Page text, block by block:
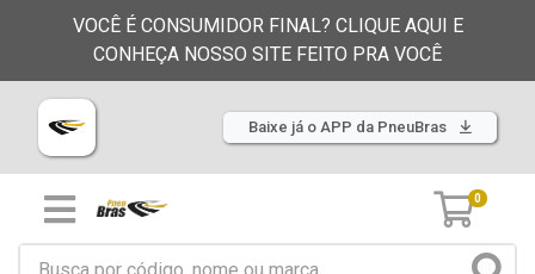
VOCÊ É CONSUMIDOR FINAL? CLIQUE AQUI E
CONHEÇA NOSSO SITE FEITO PRA VOCÊ
Baixe já o APP da PneuBras
0